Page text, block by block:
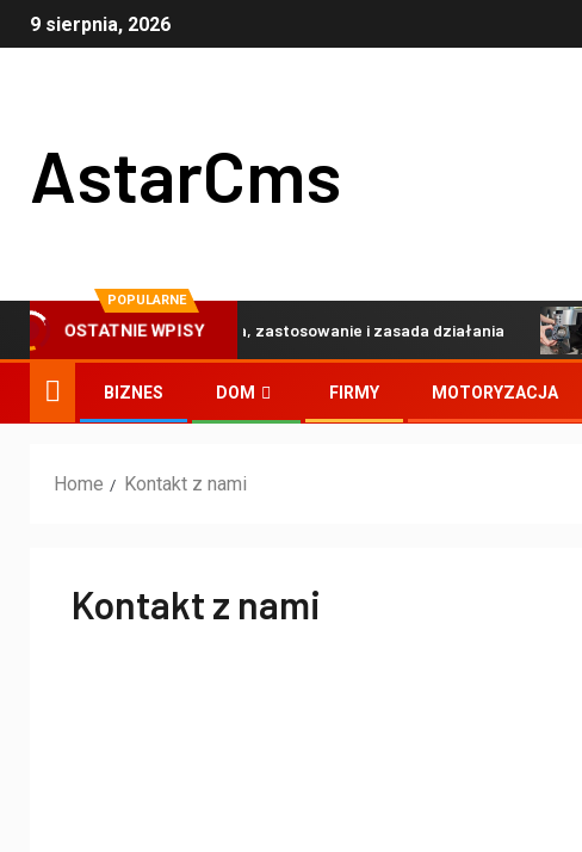
9 sierpnia, 2026
AstarCms
POPULARNE
OSTATNIE WPISY
Wtryskarki – budowa, zastosowanie i zasada działania
BIZNES DOM FIRMY MOTORYZACJA
Home Kontakt z nami
Kontakt z nami